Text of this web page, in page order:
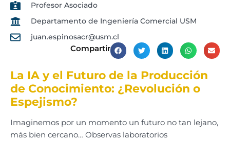
Profesor Asociado
Departamento de Ingeniería Comercial USM
juan.espinosacr@usm.cl
Compartir
La IA y el Futuro de la Producción
de Conocimiento: ¿Revolución o
Espejismo?
Imaginemos por un momento un futuro no tan lejano,
más bien cercano… Observas laboratorios